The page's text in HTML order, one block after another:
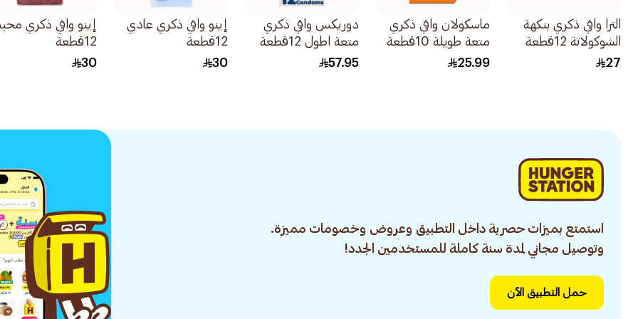
الترا واقي ذكري بنكهة
الشوكولاتة 12قطعة
27
ماسكولان واقي ذكري
متعة طويلة 10قطعة
25.99
دوريكس واقي ذكري
متعة اطول 12قطعة
57.95
إينو واقي ذكري عادي
12قطعة
30
إينو واقي ذكري
12قطعة
30
استمتع بميزات حصرية داخل التطبيق وعروض وخصومات مميزة.
وتوصيل مجاني لمدة سنة كاملة للمستخدمين الجدد!
حمل التطبيق الآن